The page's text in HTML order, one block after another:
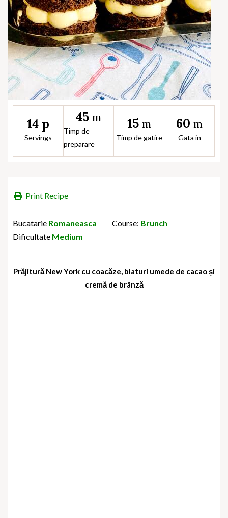
14 p
Servings
45 m
Timp de
preparare
15 m
Timp de gatire
60 m
Gata in
Print Recipe
Bucatarie Romaneasca Course: Brunch
Dificultate Medium
Prăjitură New York cu coacăze, blaturi umede de cacao și
cremă de brânză